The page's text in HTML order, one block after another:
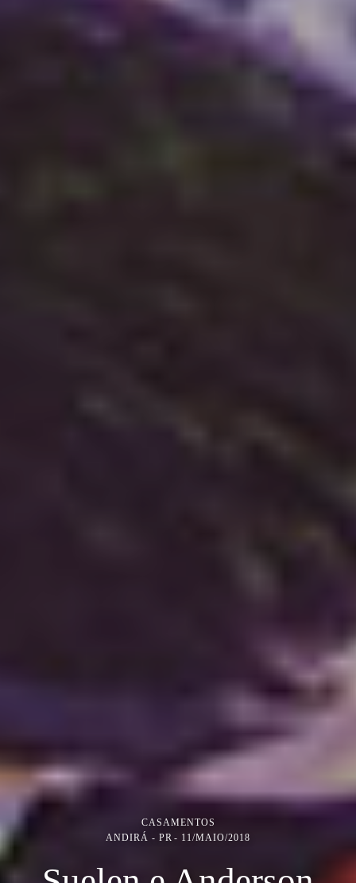
CASAMENTOS
ANDIRÁ - PR
11/MAIO/2018